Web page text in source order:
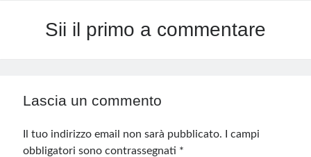
Sii il primo a commentare
Lascia un commento
Il tuo indirizzo email non sarà pubblicato.
I campi
obbligatori sono contrassegnati *